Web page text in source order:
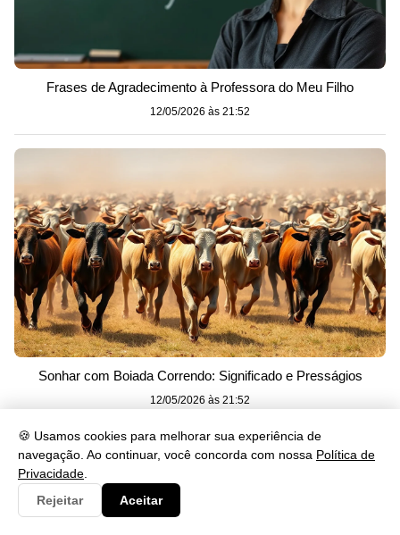
🍪 Usamos cookies para melhorar sua experiência de
navegação. Ao continuar, você concorda com nossa Política de
Privacidade
Rejeitar
Aceitar
Frases de Agradecimento à Professora do Meu Filho
12/05/2026 às 21:52
Sonhar com Boiada Correndo: Significado e Presságios
12/05/2026 às 21:52